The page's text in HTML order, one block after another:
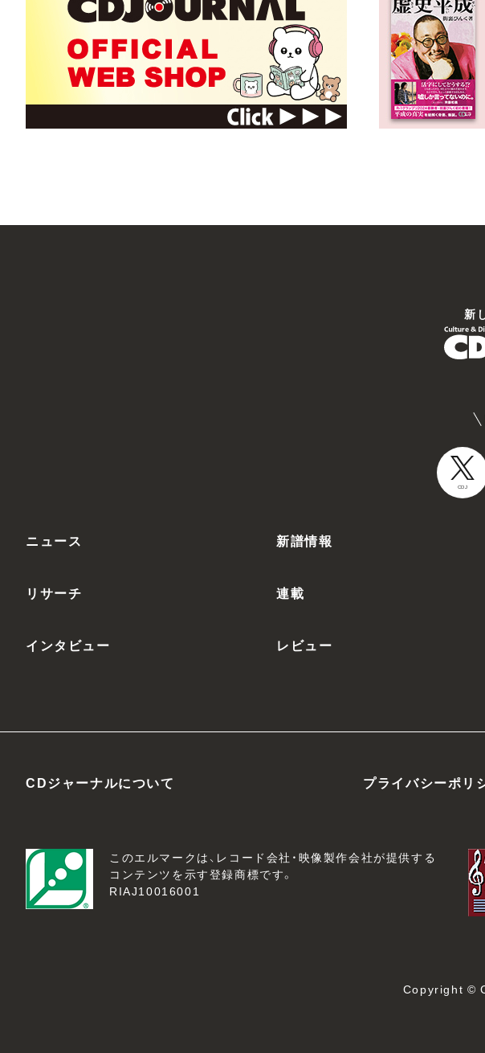
新
CDJ
ニュース 新譜情報
リサーチ 連載
インタビュー レビュー
CDジャーナルについて プライバシーポリ
このエルマークは、レコード会社・映像製作会社が提供する
コンテンツを示す登録商標です。
RIAJ10016001
Copyright ©